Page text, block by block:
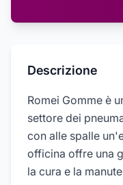
Descrizione
Romei Gomme è
settore dei
con alle spalle
officina offre una
la cura e la